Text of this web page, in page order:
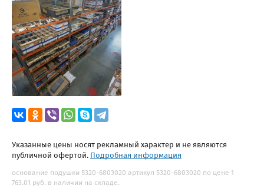
Указанные цены носят рекламный характер и не являются
публичной офертой. Подробная информация
основание подушки 5320-6803020 артикул 5320-6803020 по цене 1
763.01 руб. в наличии на складе.